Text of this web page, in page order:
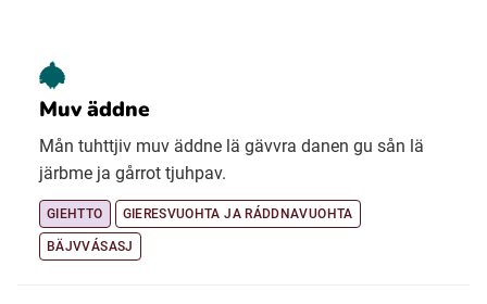
Muv äddne
Mån tuhttjiv muv äddne lä gävvra danen gu sån lä
järbme ja gårrot tjuhpav.
GIEHTTO GIERESVUOHTA JA RÁDDNAVUOHTA
BÄJVVÁSASJ